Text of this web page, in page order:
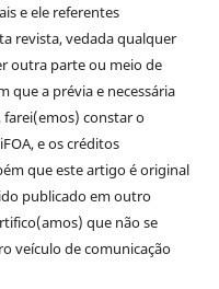
e ele referentes
revista, vedada qualquer
outra parte ou meio de
que a prévia e necessária
farei(emos) constar o
e os créditos
que este artigo é original
publicado em outro
que não se
veículo de comunicação